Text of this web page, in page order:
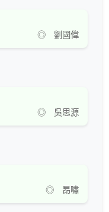
◎ 劉國偉
◎ 吳思源
◎ 昂嘯